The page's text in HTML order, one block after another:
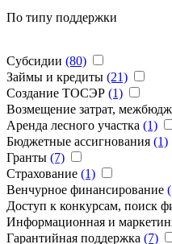
По типу поддержки
Субсидии (80)
Займы и кредиты (21)
Создание ТОСЭР (1)
Возмещение затрат,
Аренда лесного участка (1)
Бюджетные ассигнования (1)
Гранты (7)
Страхование (1)
Венчурное финансирование
Доступ к конкурсам, поиск
Информационная и
Гарантийная поддержка (7)